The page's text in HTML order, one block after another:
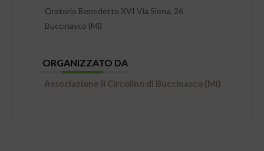
Oratorio Benedetto XVI Via Siena, 26
Buccinasco (Mi)
ORGANIZZATO DA
Associazione Il Circolino di Buccinasco (Mi)